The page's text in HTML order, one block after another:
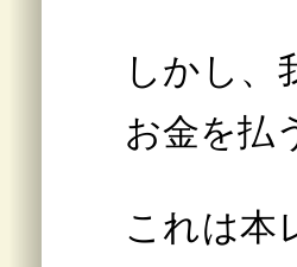
しかし、
お金を払
これは本